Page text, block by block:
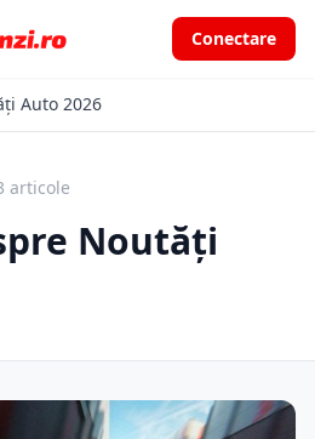
Conectare
Auto 2026
articole
Noutăți